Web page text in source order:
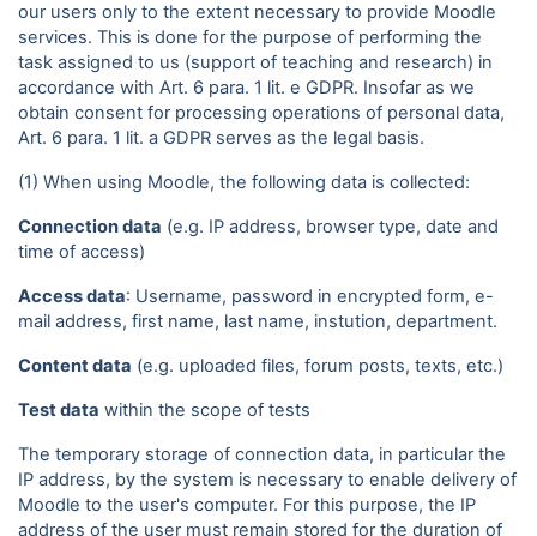
our users only to the extent necessary to provide Moodle
services. This is done for the purpose of performing the
task assigned to us (support of teaching and research) in
accordance with Art. 6 para. 1 lit. e GDPR. Insofar as we
obtain consent for processing operations of personal data,
Art. 6 para. 1 lit. a GDPR serves as the legal basis.
(1) When using Moodle, the following data is collected:
Connection data (e.g. IP address, browser type, date and
time of access)
Access data: Username, password in encrypted form, e-
mail address, first name, last name, instution, department.
Content data (e.g. uploaded files, forum posts, texts, etc.)
Test data within the scope of tests
The temporary storage of connection data, in particular the
IP address, by the system is necessary to enable delivery of
Moodle to the user's computer. For this purpose, the IP
address of the user must remain stored for the duration of